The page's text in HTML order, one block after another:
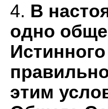
4. В
одно
этим